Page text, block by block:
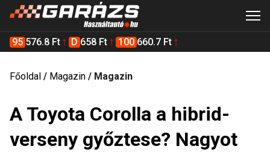
95 576.8 Ft D 658 Ft 100 660.7 Ft
Főoldal / Magazin / Magazin
A Toyota Corolla a hibrid-
verseny győztese? Nagyot